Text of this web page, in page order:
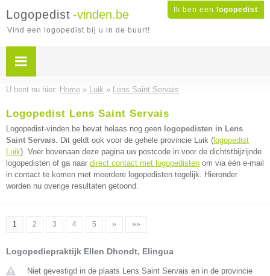
Ik ben een logopedist
Logopedist -vinden.be
Vind een logopedist bij u in de buurt!
U bent nu hier: Home » Luik » Lens Saint Servais
Logopedist Lens Saint Servais
Logopedist-vinden.be bevat helaas nog geen logopedisten in Lens
Saint Servais. Dit geldt ook voor de gehele provincie Luik ( logopedist
Luik). Voer bovenaan deze pagina uw postcode in voor de dichtstbijzijnde
logopedisten of ga naar direct contact met logopedisten om via één e-mail
in contact te komen met meerdere logopedisten tegelijk. Hieronder
worden nu overige resultaten getoond.
1 2 3 4 5 » »»
Logopediepraktijk Ellen Dhondt, Elingua
Niet gevestigd in de plaats Lens Saint Servais en in de provincie